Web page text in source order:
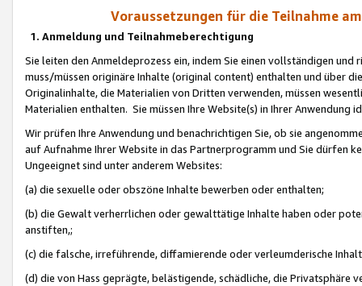
Voraussetzungen für die Teilnahme
1. Anmeldung und Teilnahmeberechtigung
Sie leiten den Anmeldeprozess ein, indem Sie einen vollständigen
muss/müssen originäre Inhalte (original content) enthalten und über
Originalinhalte, die Materialien von Dritten verwenden, müssen
Materialien enthalten. Sie müssen Ihre Website(s) in Ihrer Anwendung
Wir prüfen Ihre Anwendung und benachrichtigen Sie, ob sie
auf Aufnahme Ihrer Website in das Partnerprogramm und Sie dürfen
Ungeeignet sind unter anderem Websites:
(a) die sexuelle oder obszöne Inhalte bewerben oder enthalten;
(b) die Gewalt verherrlichen oder gewalttätige Inhalte haben oder
anstiften,;
(c) die falsche, irreführende, diffamierende oder verleumderische
(d) die von Hass geprägte, belästigende, schädliche, die Privatsphäre